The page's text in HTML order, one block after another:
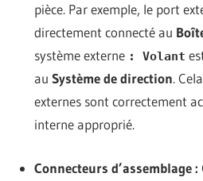
pièce. Par exemple, le port
directement connecté au
système externe : Volant
au Système de direction.
externes sont correctement
interne approprié.
Connecteurs d’assemblage :